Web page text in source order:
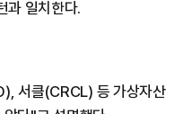
과 일치한다.
서클(CRCL) 등 가상자산